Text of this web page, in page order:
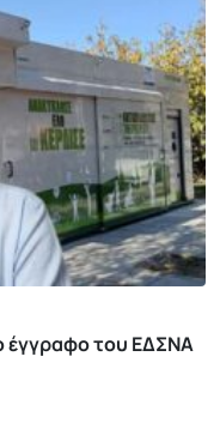
έγγραφο του ΕΔΣΝΑ